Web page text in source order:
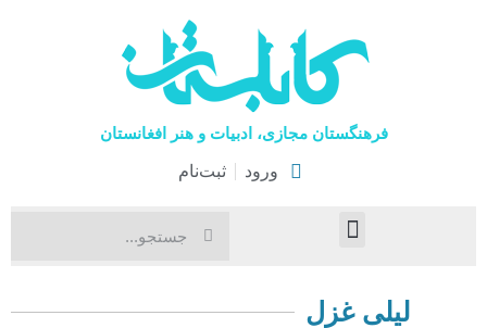
فرهنگستان مجازی، ادبیات و هنر افغانستان
ورود ثبت‌نام
لیلی غزل